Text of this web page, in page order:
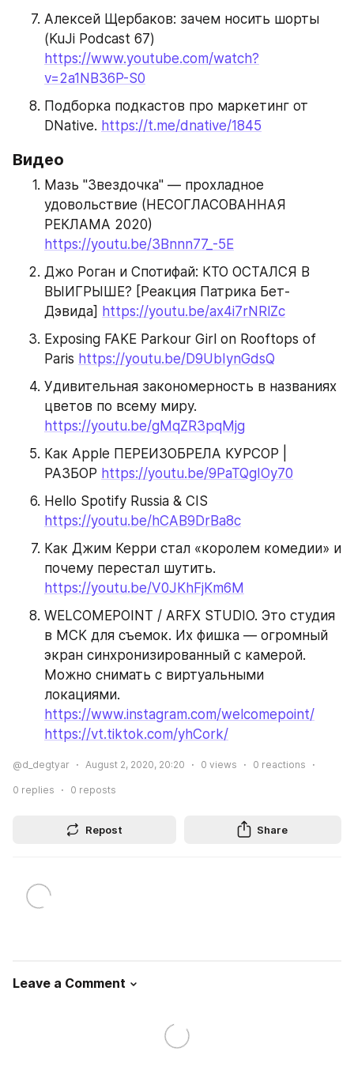
Алексей Щербаков: зачем носить шорты
https://www.youtube.com/watch?
v=2a1NB36P-S0
Подборка подкастов про маркетинг от
DNative. https://t.me/dnative/1845
Видео
Мазь "Звездочка" — прохладное
удовольствие (НЕСОГЛАСОВАННАЯ
https://youtu.be/3Bnnn77_-5E
Джо Роган и Спотифай: КТО ОСТАЛСЯ В
ВЫИГРЫШЕ? [Реакция Патрика Бет-
Дэвида] https://youtu.be/ax4i7rNRlZc
Exposing FAKE Parkour Girl on Rooftops of
Paris https://youtu.be/D9UbIynGdsQ
Удивительная закономерность в названиях
https://youtu.be/gMqZR3pqMjg
Как Apple ПЕРЕИЗОБРЕЛА КУРСОР |
РАЗБОР https://youtu.be/9PaTQgIOy70
https://youtu.be/hCAB9DrBa8c
Как Джим Керри стал «королем комедии» и
https://youtu.be/V0JKhFjKm6M
WELCOMEPOINT / ARFX STUDIO. Это студия
в МСК для съемок. Их фишка — огромный
экран синхронизированный с камерой.
Можно снимать с виртуальными
https://www.instagram.com/welcomepoint/
https://vt.tiktok.com/yhCork/
@d_degtyar August 2, 2020, 20:20 0 views 0 reactions
0 replies 0 reposts
Repost Share
Leave a Comment